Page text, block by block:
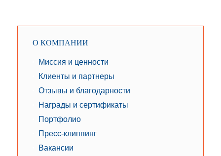
О КОМПАНИИ
Миссия и ценности
Клиенты и партнеры
Отзывы и благодарности
Награды и сертификаты
Портфолио
Пресс-клиппинг
Вакансии